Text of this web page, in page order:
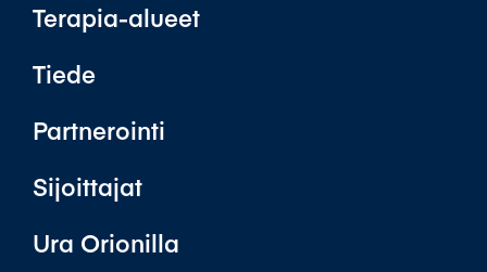
Terapia-alueet
Tiede
Partnerointi
Sijoittajat
Ura Orionilla